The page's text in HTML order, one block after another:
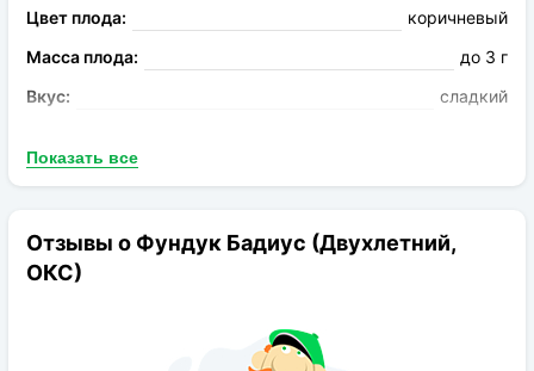
Цвет плода:
коричневый
Масса плода:
до 3 г
Вкус:
сладкий
Опыление:
Род:
Фундук
Показать все
Отзывы о Фундук Бадиус (Двухлетний,
ОКС)